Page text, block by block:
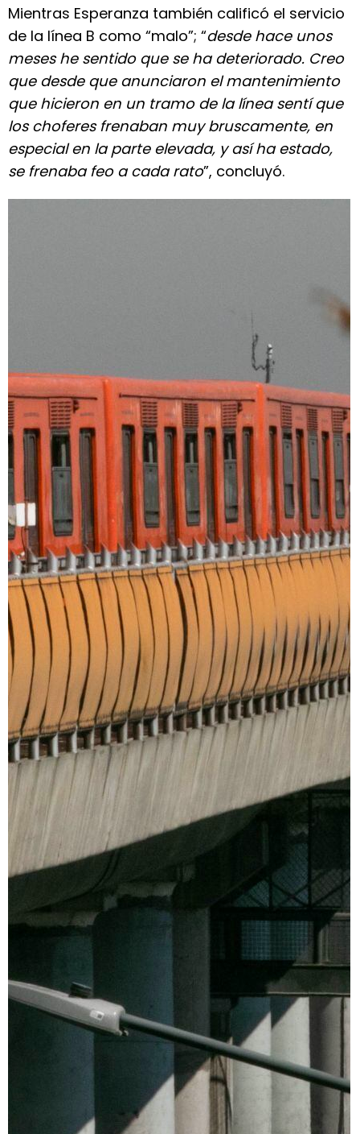
Mientras Esperanza también calificó el servicio
de la línea B como “malo”; “desde hace unos
meses he sentido que se ha deteriorado. Creo
que desde que anunciaron el mantenimiento
que hicieron en un tramo de la línea sentí que
los choferes frenaban muy bruscamente, en
especial en la parte elevada, y así ha estado,
se frenaba feo a cada rato”, concluyó.